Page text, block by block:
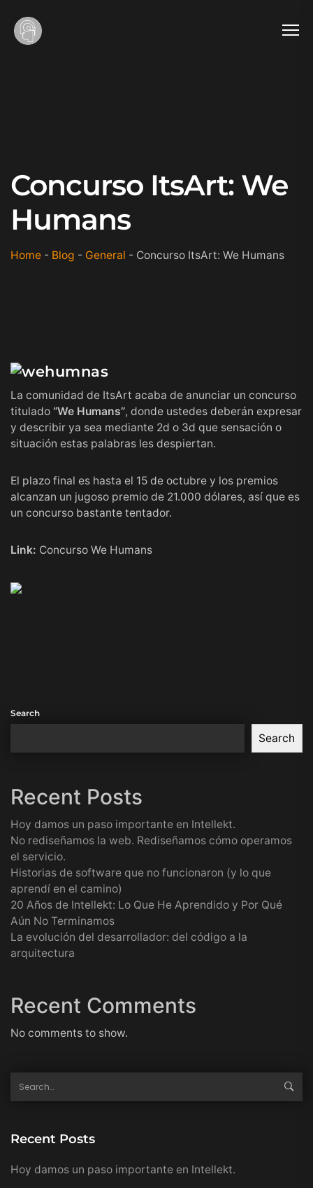
Concurso ItsArt: We
Humans
Home - Blog - General - Concurso ItsArt: We Humans
La comunidad de ItsArt acaba de anunciar un concurso
titulado “We Humans”, donde ustedes deberán expresar
y describir ya sea mediante 2d o 3d que sensación o
situación estas palabras les despiertan.
El plazo final es hasta el 15 de octubre y los premios
alcanzan un jugoso premio de 21.000 dólares, así que es
un concurso bastante tentador.
Link: Concurso We Humans
Search
Search
Recent Posts
Hoy damos un paso importante en Intellekt.
No rediseñamos la web. Rediseñamos cómo operamos
el servicio.
Historias de software que no funcionaron (y lo que
aprendí en el camino)
20 Años de Intellekt: Lo Que He Aprendido y Por Qué
Aún No Terminamos
La evolución del desarrollador: del código a la
arquitectura
Recent Comments
No comments to show.
Recent Posts
Hoy damos un paso importante en Intellekt.